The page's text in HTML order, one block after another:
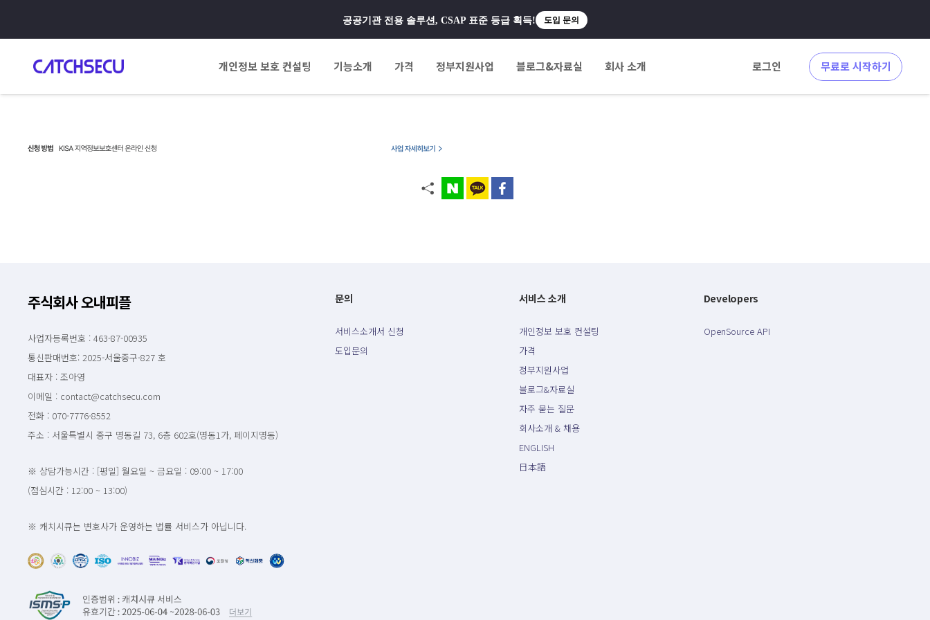
공공기관 전용 솔루션, CSAP 표준 등급 획득! 도입 문의
개인정보 보호 컨설팅 기능소개 가격 정부지원사업 블로그&자료실 회사 소개 로그인 무료로 시작하기
주식회사 오내피플
사업자등록번호 : 463-87-00935
통신판매번호: 2025-서울중구-827 호
대표자 : 조아영
이메일 : contact@catchsecu.com
전화 : 070-7776-8552
주소 : 서울특별시 중구 명동길 73, 6층 602호(명동1가, 페이지명동)
※ 상담가능시간 : [평일] 월요일 ~ 금요일 : 09:00 ~ 17:00
(점심시간 : 12:00 ~ 13:00)
※ 캐치시큐는 변호사가 운영하는 법률 서비스가 아닙니다.
문의
서비스소개서 신청
도입문의
서비스 소개
개인정보 보호 컨설팅
가격
정부지원사업
블로그&자료실
자주 묻는 질문
회사소개 & 채용
ENGLISH
日本語
Developers
OpenSource API